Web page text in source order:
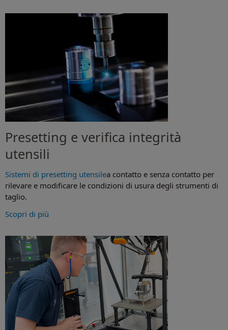
Presetting e verifica integrità
utensili
Sistemi di presetting utensilea contatto e senza contatto per
rilevare e modificare le condizioni di usura degli strumenti di
taglio.
Scopri di più